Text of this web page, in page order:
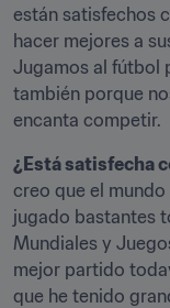
están satisfechos
hacer mejores a
Jugamos al fútbol
también porque
encanta competir.
¿Está satisfecha
creo que el
jugado bastantes
Mundiales y
mejor partido
que he tenido